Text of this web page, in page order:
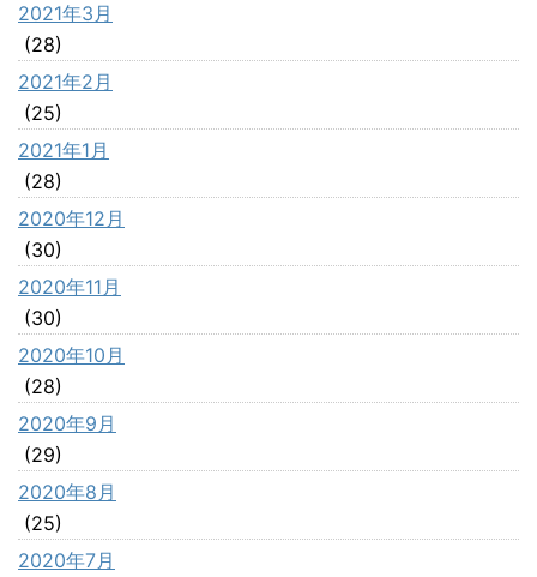
2021年3月
(28)
2021年2月
(25)
2021年1月
(28)
2020年12月
(30)
2020年11月
(30)
2020年10月
(28)
2020年9月
(29)
2020年8月
(25)
2020年7月